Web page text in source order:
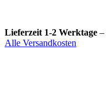
Lieferzeit 1-2 Werktage –
Alle Versandkosten